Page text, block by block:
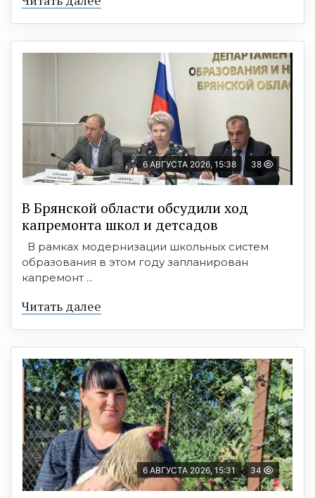
6 АВГУСТА 2026, 15:38 38
В Брянской области обсудили ход
капремонта школ и детсадов
В рамках модернизации школьных систем
образования в этом году запланирован
капремонт ...
Читать далее
6 АВГУСТА 2026, 15:31 34